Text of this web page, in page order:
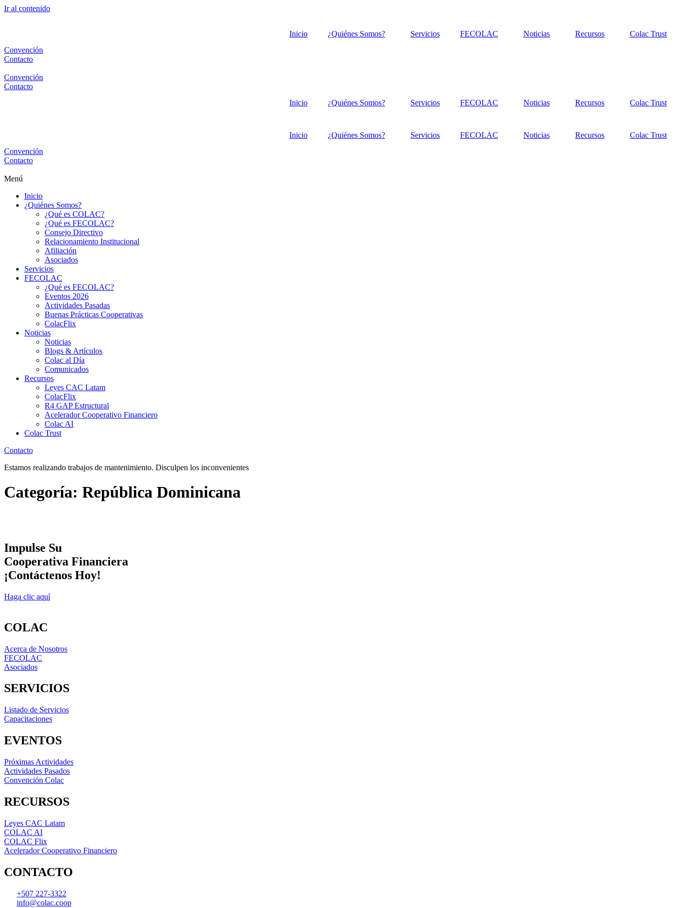
Ir al contenido
Inicio ¿Quiénes Somos? Servicios FECOLAC Noticias Recursos
Colac Trust
Convención
Contacto
Convención
Contacto
Inicio
¿Quiénes Somos? Servicios FECOLAC Noticias Recursos Colac Trust
Inicio ¿Quiénes Somos? Servicios FECOLAC Noticias Recursos
Colac Trust
Convención
Contacto
Menú
Inicio
¿Quiénes Somos?
¿Qué es COLAC?
¿Qué es FECOLAC?
Consejo Directivo
Relacionamiento Institucional
Afiliación
Asociados
Servicios
FECOLAC
¿Qué es FECOLAC?
Eventos 2026
Actividades Pasadas
Buenas Prácticas Cooperativas
ColacFlix
Noticias
Noticias
Blogs & Artículos
Colac al Día
Comunicados
Recursos
Leyes CAC Latam
ColacFlix
R4 GAP Estructural
Acelerador Cooperativo Financiero
Colac AI
Colac Trust
Contacto
Estamos realizando trabajos de mantenimiento. Disculpen los inconvenientes
Categoría: República Dominicana
Impulse Su
Cooperativa Financiera
¡Contáctenos Hoy!
Haga clic aquí
COLAC
Acerca de Nosotros
FECOLAC
Asociados
SERVICIOS
Listado de Servicios
Capacitaciones
EVENTOS
Próximas Actividades
Actividades Pasados
Convención Colac
RECURSOS
Leyes CAC Latam
COLAC AI
COLAC Flix
Acelerador Cooperativo Financiero
CONTACTO
+507 227-3322
info@colac.coop